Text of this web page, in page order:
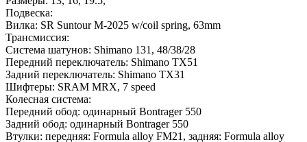
Подвеска:
Вилка: SR Suntour M-2025 w/coil spring, 63mm
Трансмиссия:
Система шатунов: Shimano 131, 48/38/28
Передний переключатель: Shimano TX51
Задний переключатель: Shimano TX31
Шифтеры: SRAM MRX, 7 speed
Колесная система:
Передний обод: одинарный Bontrager 550
Задний обод: одинарный Bontrager 550
Втулки: передняя: Formula alloy FM21, задняя: Formula alloy